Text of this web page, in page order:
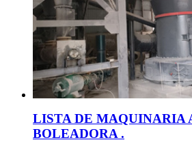
LISTA DE MAQUINARIA
BOLEADORA .